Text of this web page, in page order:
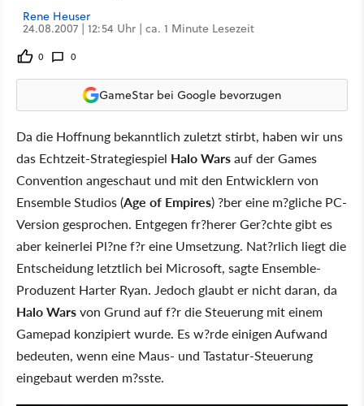
Rene Heuser
24.08.2007 | 12:54 Uhr | ca. 1 Minute Lesezeit
0 0
GameStar bei Google bevorzugen
Da die Hoffnung bekanntlich zuletzt stirbt, haben wir uns
das Echtzeit-Strategiespiel Halo Warsauf der Games
Convention angeschaut und mit den Entwicklern von
Ensemble Studios (Age of Empires) ?ber eine m?gliche PC-
Version gesprochen. Entgegen fr?herer Ger?chte gibt es
aber keinerlei Pl?ne f?r eine Umsetzung. Nat?rlich liegt die
Entscheidung letztlich bei Microsoft, sagte Ensemble-
Produzent Harter Ryan. Jedoch glaubt er nicht daran, da
Halo Warsvon Grund auf f?r die Steuerung mit einem
Gamepad konzipiert wurde. Es w?rde einigen Aufwand
bedeuten, wenn eine Maus- und Tastatur-Steuerung
eingebaut werden m?sste.